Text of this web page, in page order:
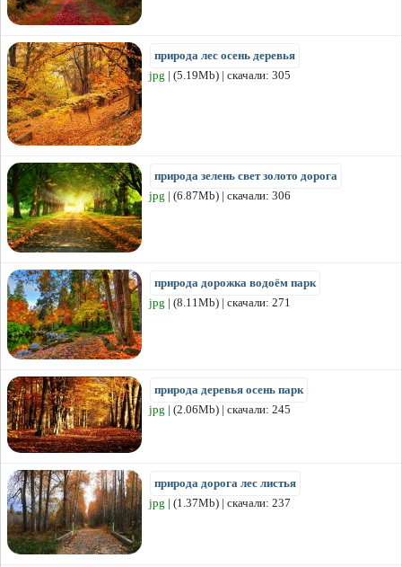
природа лес осень деревья
jpg | (5.19Mb) | скачали: 305
природа зелень свет золото дорога
jpg | (6.87Mb) | скачали: 306
природа дорожка водоём парк
jpg | (8.11Mb) | скачали: 271
природа деревья осень парк
jpg | (2.06Mb) | скачали: 245
природа дорога лес листья
jpg | (1.37Mb) | скачали: 237